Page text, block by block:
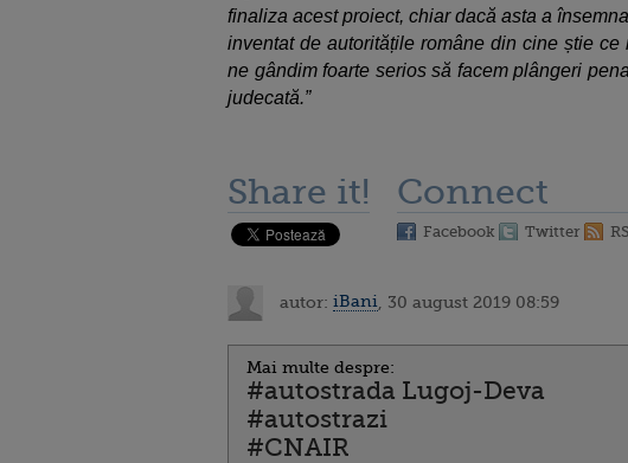
finaliza acest proiect, chiar dacă asta a
inventat de autoritățile române din cine știe ce
ne gândim foarte serios să facem plângeri
judecată.”
Share it! Connect
Facebook Twitter
autor: iBani , 30 august 2019 08:59
Mai multe despre:
#autostrada Lugoj-Deva
#autostrazi
#CNAIR